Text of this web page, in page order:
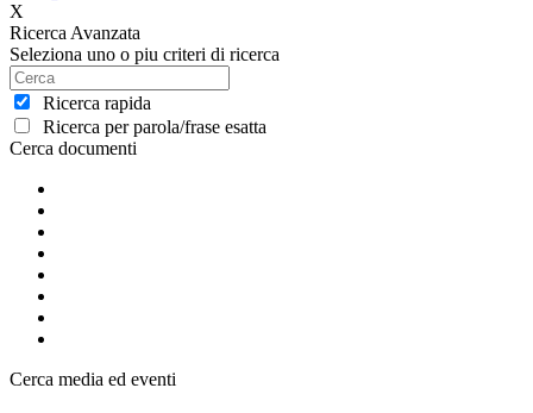
X
Ricerca Avanzata
Seleziona uno o piu criteri di ricerca
Ricerca rapida
Ricerca per parola/frase esatta
Cerca documenti
Cerca media ed eventi